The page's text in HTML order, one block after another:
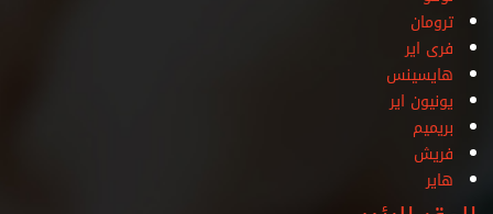
فرى اير
هايسينس
يونيون اير
بريميم
فريش
هاير
المقر الرئيسي